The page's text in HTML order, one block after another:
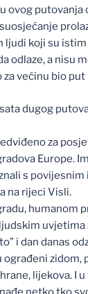
ovog putovanja
ljudi koji su
odlaze, a nisu
većinu bio put
dugog
za
Europe.
s
na rijeci Visli.
humanom
i dan danas
zidom,
lijekova. I